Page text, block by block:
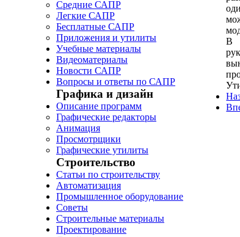
Средние САПР
Легкие САПР
Бесплатные САПР
Приложения и утилиты
Учебные материалы
Видеоматериалы
Новости САПР
Вопросы и ответы по САПР
Графика и дизайн
Описание программ
Графические редакторы
Анимация
Просмотрщики
Графические утилиты
Строительство
Статьи по строительству
Автоматизация
Промышленное оборудование
Советы
Строительные материалы
Проектирование
В